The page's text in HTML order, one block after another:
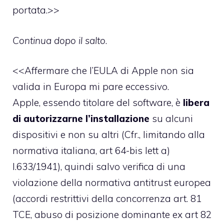
portata.>>
Continua dopo il salto.
<<Affermare che l’EULA di Apple non sia
valida in Europa mi pare eccessivo.
Apple, essendo titolare del software, è libera
di autorizzarne l’installazione su alcuni
dispositivi e non su altri (Cfr., limitando alla
normativa italiana, art 64-bis lett a)
l.633/1941), quindi salvo verifica di una
violazione della normativa antitrust europea
(accordi restrittivi della concorrenza art. 81
TCE, abuso di posizione dominante ex art 82